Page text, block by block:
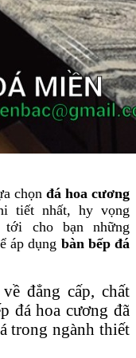
chọn đá hoa cương
tiết nhất, hy vọng
tới cho bạn những
áp dụng bàn bếp đá
đẳng cấp, chất
đá hoa cương đã
trong ngành thiết